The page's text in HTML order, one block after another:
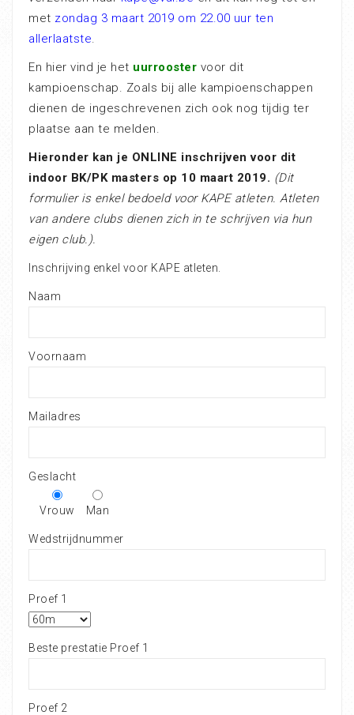
met zondag 3 maart 2019 om 22.00 uur ten
allerlaatste.
En hier vind je het uurrooster voor dit
kampioenschap. Zoals bij alle kampioenschappen
dienen de ingeschrevenen zich ook nog tijdig ter
plaatse aan te melden.
Hieronder kan je ONLINE inschrijven voor dit
indoor BK/PK masters op 10 maart 2019. (Dit
formulier is enkel bedoeld voor KAPE atleten. Atleten
van andere clubs dienen zich in te schrijven via hun
eigen club.).
Inschrijving enkel voor KAPE atleten.
Naam
Voornaam
Mailadres
Geslacht
Vrouw Man
Wedstrijdnummer
Proef 1
Beste prestatie Proef 1
Proef 2